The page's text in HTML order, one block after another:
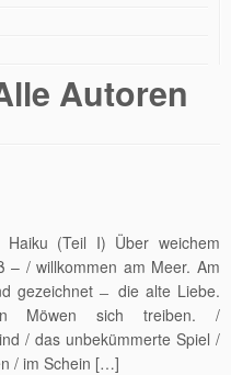
Autoren
Haiku (Teil I) Über weichem
– / willkommen am Meer. Am
gezeichnet ̶ die alte Liebe.
Möwen sich treiben. /
/ das unbekümmerte Spiel /
/ im Schein […]